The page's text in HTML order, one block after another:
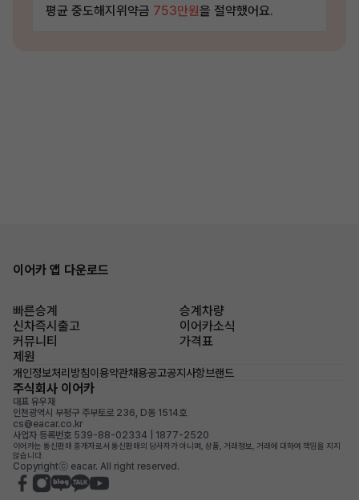
평균 중도해지위약금 753만원을 절약했어요.
이어카 앱 다운로드
빠른승계
승계차량
신차즉시출고
이어카소식
커뮤니티
가격표
제원
개인정보처리방침이용약관채용공고공지사항브랜드
주식회사 이어카
대표 유우재
인천광역시 부평구 주부토로 236, D동 1514호
cs@eacar.co.kr
사업자 등록번호 539-88-02334 | 1877-2520
이어카는 통신판매 중개자로서 통신판매의 당사자가 아니며, 상품, 거래정보, 거래에 대하여 책임을 지지
않습니다.
Copyrightⓒ eacar. All right reserved.